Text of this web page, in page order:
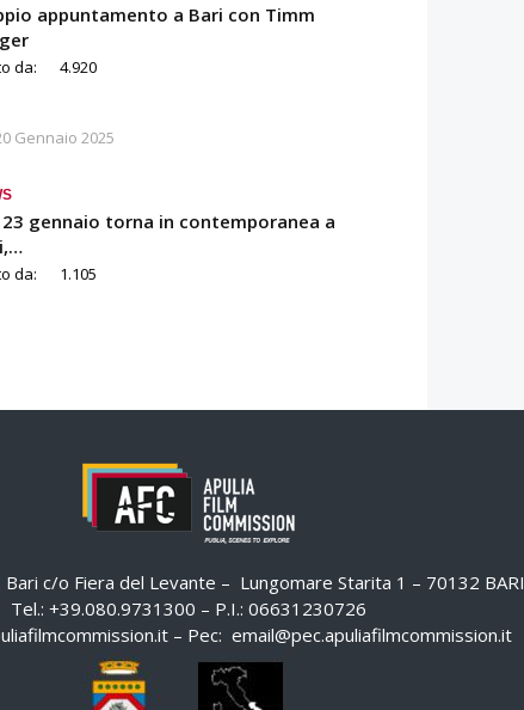
appuntamento a Bari con Timm
da: 4.920
Gennaio 2025
23 gennaio torna in contemporanea a
da: 1.105
Bari c/o Fiera del Levante – Lungomare Starita 1 – 70132 BARI
Tel.: +39.080.9731300 – P.I.: 06631230726
– Pec: email@pec.apuliafilmcommission.it